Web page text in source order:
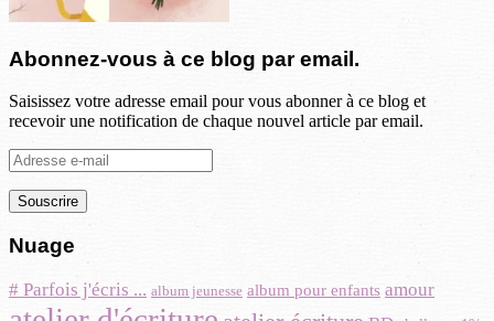
Abonnez-vous à ce blog par email.
Saisissez votre adresse email pour vous abonner à ce blog et
recevoir une notification de chaque nouvel article par email.
Adresse
e-
mail
Nuage
# Parfois j'écris ... album jeunesse album pour enfants amour